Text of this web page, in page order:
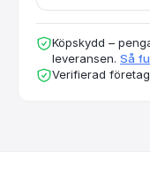
Köpskydd –
leveransen. Så
Verifierad